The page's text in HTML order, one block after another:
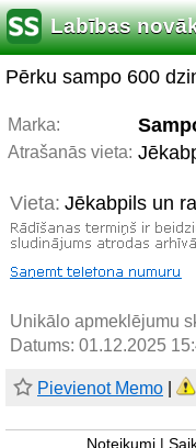
Labības
Pērku sampo 600
Marka:
Atrašanās vieta:
Vieta: Jēkabpils un
Unikālo apmeklējumu
Datums: 01.12.2025
Pievienot Memo
Noteikumi